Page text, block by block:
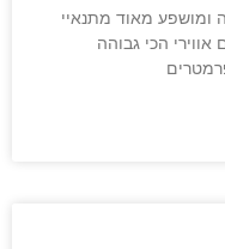
ומושפע מאוד מתנאיי
הכי גבוהה